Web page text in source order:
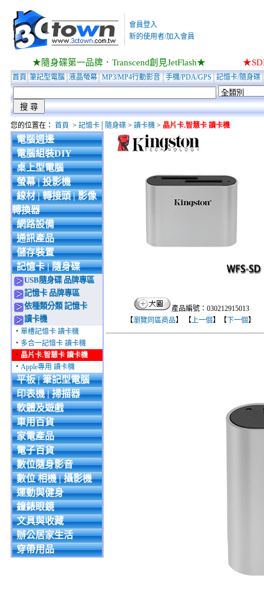
會員登入
新的使用者/加入會員
★隨身碟第一品牌．Transcend創見JetFlash★
首頁 筆記型電腦 液晶螢幕 MP3/MP4行動影音 手機/PDA/GPS 記憶卡/隨身碟
您的位置在： 首頁 > 記憶卡│隨身碟> 讀卡機> 晶片卡.智慧卡 讀卡機
電腦週邊
電腦組裝DIY
桌上型電腦
螢幕 | 投影機
線材 | 轉接頭 | 影像
轉換器
網路設備
通訊產品
儲存裝置
記憶卡 | 隨身碟
USB隨身碟 品牌專區
記憶卡 品牌專區
依種類分類 記憶卡
讀卡機
‧ 單槽記憶卡 讀卡機
‧ 多合一記憶卡 讀卡機
‧ 晶片卡.智慧卡 讀卡機
‧ Apple專用 讀卡機
平板 | 筆記型電腦
印表機 | 掃描器
軟體及遊戲
車用百貨
家電產品
電子百貨
數位隨身影音
數位 相機 | 攝影機
運動與健身
鐘錶眼鏡
文具與收藏
辦公居家生活
穿帶用品
產品編號：030212915013
【瀏覽同區商品】 【上一個】【 下一個】